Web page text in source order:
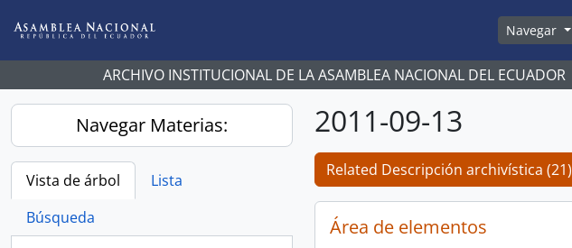
Navegar
ARCHIVO INSTITUCIONAL DE LA ASAMBLEA NACIONAL DEL ECUADOR
Navegar Materias:
Vista de árbol
Lista
Búsqueda
2011-09-13
Related Descripción archivística (21)
Área de elementos